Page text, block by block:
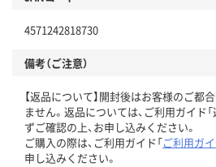
4571242818730
備考（ご注意）
【返品について】開封後はお客様のご都
ません。返品については、ご利用ガイド
ずご確認の上、お申し込みください。
ご購入の際は、ご利用ガイド「ご利用ガ
申し込みください。